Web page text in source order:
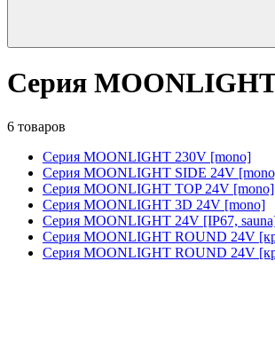
Серия
6 товаров
Серия MOONLIGHT 230V [mono]
Серия MOONLIGHT SIDE 24V
Серия MOONLIGHT TOP 24V [mono]
Серия MOONLIGHT 3D 24V [mono]
Серия MOONLIGHT 24V [IP67,
Серия MOONLIGHT ROUND 24V
Серия MOONLIGHT ROUND 24V